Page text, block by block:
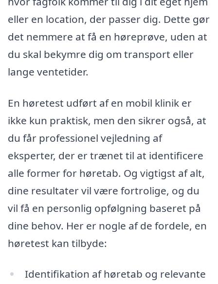
eller en location, der passer dig. Dette gør
det nemmere at få en høreprøve, uden at
du skal bekymre dig om transport eller
lange ventetider.
En høretest udført af en mobil klinik er
ikke kun praktisk, men den sikrer også, at
du får professionel vejledning af
eksperter, der er trænet til at identificere
alle former for høretab. Og vigtigst af alt,
dine resultater vil være fortrolige, og du
vil få en personlig opfølgning baseret på
dine behov. Her er nogle af de fordele, en
høretest kan tilbyde:
Identifikation af høretab og relevante